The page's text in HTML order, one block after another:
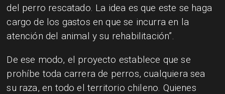
del perro rescatado. La idea es que este se haga
cargo de los gastos en que se incurra en la
atención del animal y su rehabilitación”.
De ese modo, el proyecto establece que se
prohíbe toda carrera de perros, cualquiera sea
su raza, en todo el territorio chileno. Quienes